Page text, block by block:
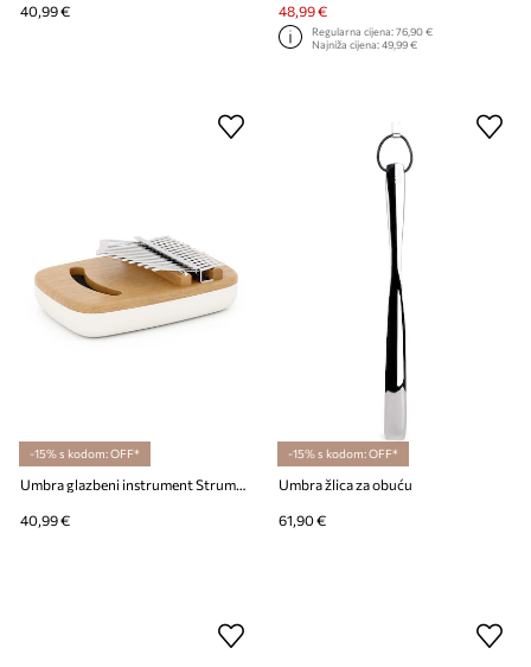
40,99 € 48,99 €
Regularna cijena:76,90 €
Najniža cijena:49,99 €
-15% s kodom: OFF*
40,99 €
-15% s kodom: OFF*
Umbra žlica za obuću
61,90 €